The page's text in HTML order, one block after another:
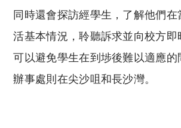
同時還會探訪經學生，了解他們在
活基本情況，聆聽訴求並向校方即
可以避免學生在到埗後難以適應的
辦事處則在尖沙咀和長沙灣。